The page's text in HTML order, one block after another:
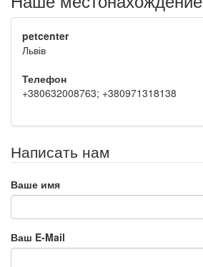
petcenter
Львів
Телефон
+380632008763; +380971318138
Написать нам
Ваше имя
Ваш E-Mail